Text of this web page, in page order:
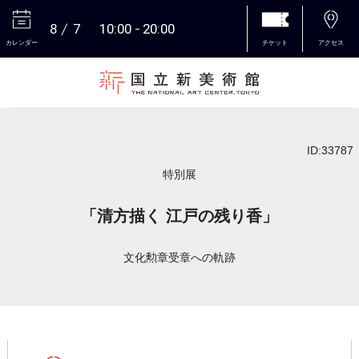
カレンダー
8 7 10:00 20:00
チケット アクセス
ID:33787
特別展
「清方描く 江戸の残り香」
文化勲章受章への軌跡